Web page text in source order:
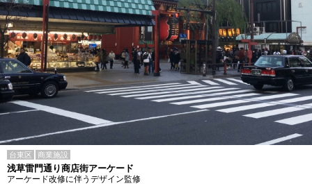
台東区 商業施設
浅草雷門通り商店街アーケード
アーケード改修に伴うデザイン監修